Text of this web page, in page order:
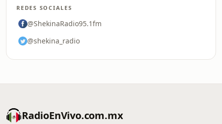
REDES SOCIALES
@ShekinaRadio95.1fm
@shekina_radio
RadioEnVivo.com.mx